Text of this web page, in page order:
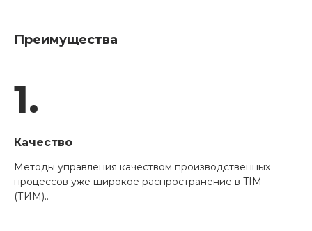
Преимущества
1.
Качество
Методы управления качеством производственных
процессов уже широкое распространение в TIM
(ТИМ)..